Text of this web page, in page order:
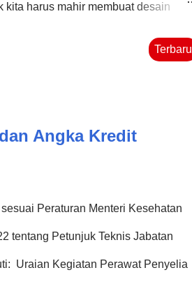
kita harus mahir membuat desain
karya promosi yang menarik.
karya media promosi kesehatan
atau familiar dengan tools
Terbaru
Angka Kredit
Peraturan Menteri Kesehatan
tentang Petunjuk Teknis Jabatan
Uraian Kegiatan Perawat Penyelia